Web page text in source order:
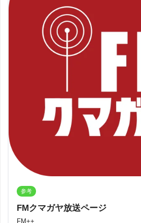
参考
FMクマガヤ放送ページ
FM++